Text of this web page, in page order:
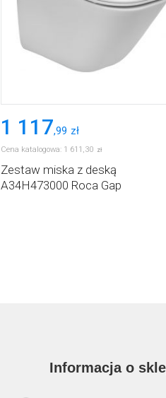
1 117,99 zł
Cena katalogowa: 1 611 ,30 zł
Zestaw miska z deską
A34H473000 Roca Gap
Informacja o